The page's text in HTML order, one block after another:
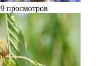
9 просмотров